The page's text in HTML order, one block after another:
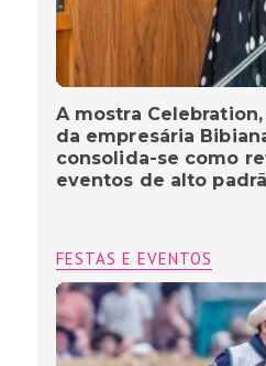
A mostra
da empresária
consolida-se como
eventos de alto
FESTAS E EVENTOS